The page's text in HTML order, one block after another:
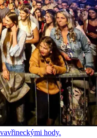
hody.